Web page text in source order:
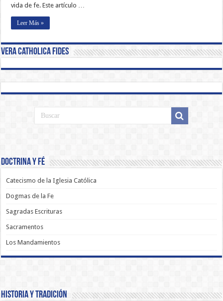
vida de fe. Este artículo …
Leer Más »
Vera Catholica Fides
Doctrina y Fé
Catecismo de la Iglesia Católica
Dogmas de la Fe
Sagradas Escrituras
Sacramentos
Los Mandamientos
Historia y Tradición